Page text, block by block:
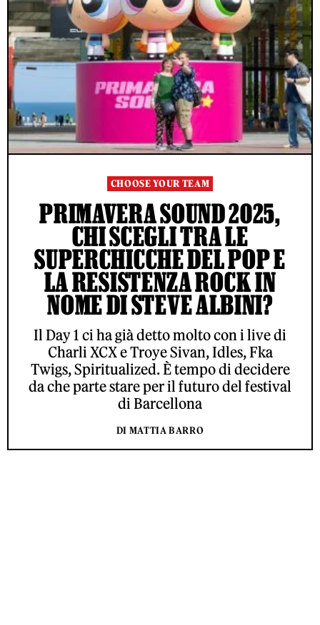
CHOOSE YOUR TEAM
PRIMAVERA SOUND 2025,
CHI SCEGLI TRA LE
SUPERCHICCHE DEL POP E
LA RESISTENZA ROCK IN
NOME DI STEVE ALBINI?
Il Day 1 ci ha già detto molto con i live di
Charli XCX e Troye Sivan, Idles, Fka
Twigs, Spiritualized. È tempo di decidere
da che parte stare per il futuro del festival
di Barcellona
DI MATTIA BARRO